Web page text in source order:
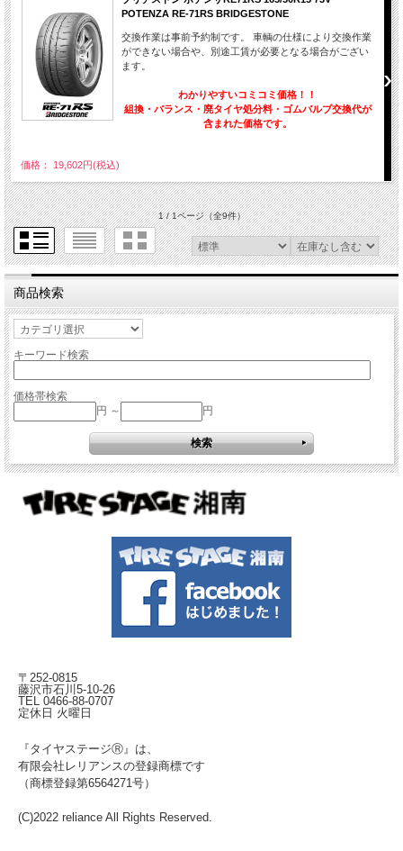
POTENZA RE-71RS BRIDGESTONE
交換作業は事前予約制です。 車輌の仕様により交換作業
ができない場合や、別途工賃が必要となる場合がござい
ます。
わかりやすいコミコミ価格！！
組換・バランス・廃タイヤ処分料・ゴムバルブ交換代が
含まれた価格です。
価格： 19,602円(税込)
1 / 1ページ（全9件）
商品検索
キーワード検索
価格帯検索
円 ～
円
〒252-0815
藤沢市石川5-10-26
TEL 0466-88-0707
定休日 火曜日
『タイヤステージⓇ』は、
有限会社レリアンスの登録商標です
（商標登録第6564271号）
(C)2022 reliance All Rights Reserved.